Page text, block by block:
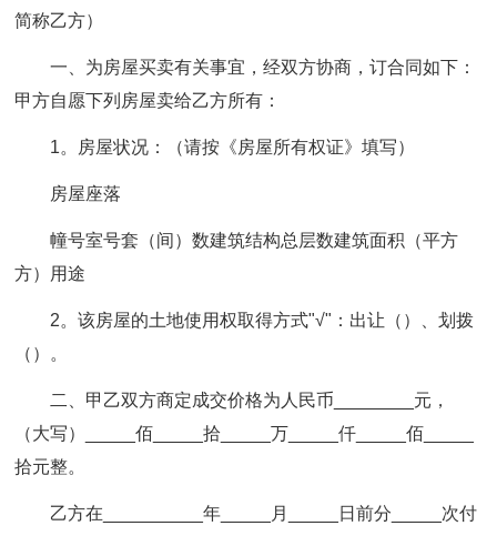
简称乙方）
一、为房屋买卖有关事宜，经双方协商，订合同如下：
甲方自愿下列房屋卖给乙方所有：
1。房屋状况：（请按《房屋所有权证》填写）
房屋座落
幢号室号套（间）数建筑结构总层数建筑面积（平方
方）用途
2。该房屋的土地使用权取得方式"√"：出让（）、划拨
（）。
二、甲乙双方商定成交价格为人民币________元，
（大写）_____佰_____拾_____万_____仟_____佰_____
拾元整。
乙方在__________年_____月_____日前分_____次付